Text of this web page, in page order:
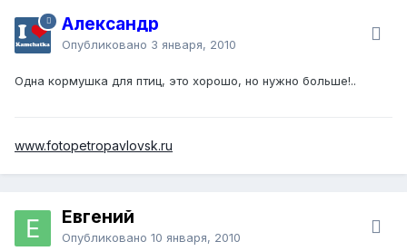
Александр
Опубликовано 3 января, 2010
Одна кормушка для птиц, это хорошо, но нужно больше!..
www.fotopetropavlovsk.ru
Евгений
Опубликовано 10 января, 2010